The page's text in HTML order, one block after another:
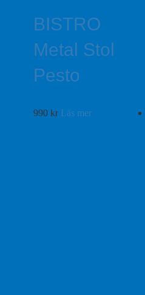
BISTRO
Metal Stol
Pesto
990 kr Läs mer